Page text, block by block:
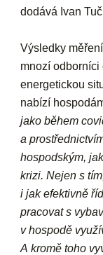
dodává Ivan
Výsledky
mnozí
energetickou
nabízí
jako během
a
hospodským,
krizi. Nejen s
i jak efektivně
pracovat s
v hospodě
A kromě toho